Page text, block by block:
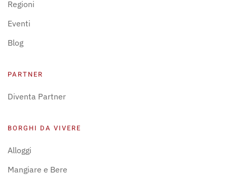
Regioni
Eventi
Blog
PARTNER
Diventa Partner
BORGHI DA VIVERE
Alloggi
Mangiare e Bere